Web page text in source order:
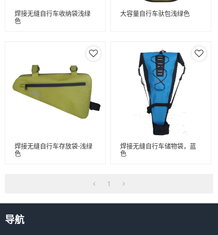
焊接无缝自行车收纳袋浅绿
色
大容量自行车驮包浅绿色
焊接无缝自行车存放袋-浅绿
色
焊接无缝自行车储物袋，蓝
色
1
导航